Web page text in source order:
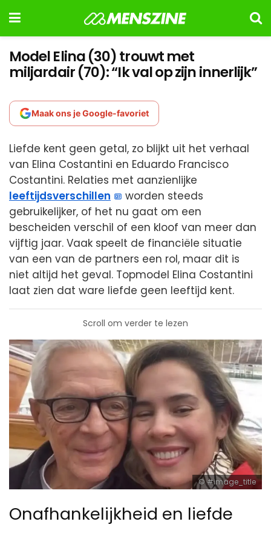
Model Elina (30) trouwt met
miljardair (70): “Ik val op zijn innerlijk”
Maak ons je Google-favoriet
Liefde kent geen getal, zo blijkt uit het verhaal
van Elina Costantini en Eduardo Francisco
Costantini. Relaties met aanzienlijke
leeftijdsverschillen
worden steeds
gebruikelijker, of het nu gaat om een
bescheiden verschil of een kloof van meer dan
vijftig jaar. Vaak speelt de financiële situatie
van een van de partners een rol, maar dit is
niet altijd het geval. Topmodel Elina Costantini
laat zien dat ware liefde geen leeftijd kent.
Scroll om verder te lezen
#image_title
Onafhankelijkheid en liefde